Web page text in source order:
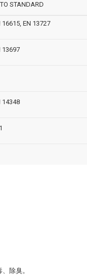
STANDARD
16615, EN 13727
13697
14348
除臭。